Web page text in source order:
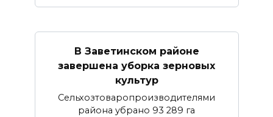
В Заветинском районе
завершена уборка зерновых
культур
Сельхозтоваропроизводителями
района убрано 93 289 га